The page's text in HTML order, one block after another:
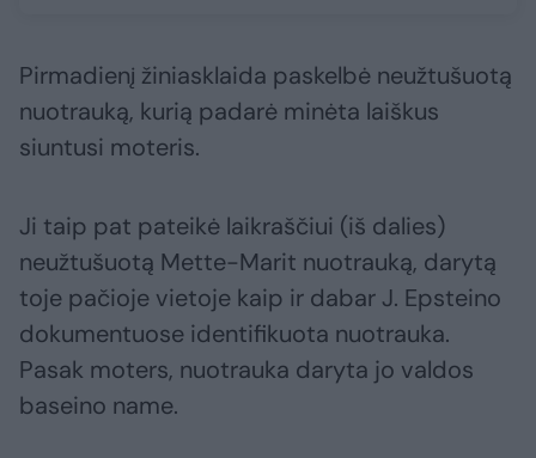
Pirmadienį žiniasklaida paskelbė neužtušuotą
nuotrauką, kurią padarė minėta laiškus
siuntusi moteris.
Ji taip pat pateikė laikraščiui (iš dalies)
neužtušuotą Mette-Marit nuotrauką, darytą
toje pačioje vietoje kaip ir dabar J. Epsteino
dokumentuose identifikuota nuotrauka.
Pasak moters, nuotrauka daryta jo valdos
baseino name.